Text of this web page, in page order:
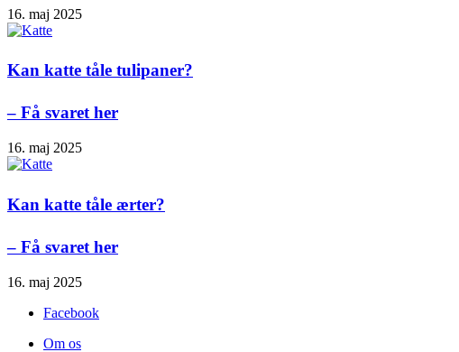
16. maj 2025
Kan katte tåle tulipaner?
– Få svaret her
16. maj 2025
Kan katte tåle ærter?
– Få svaret her
16. maj 2025
Facebook
Om os